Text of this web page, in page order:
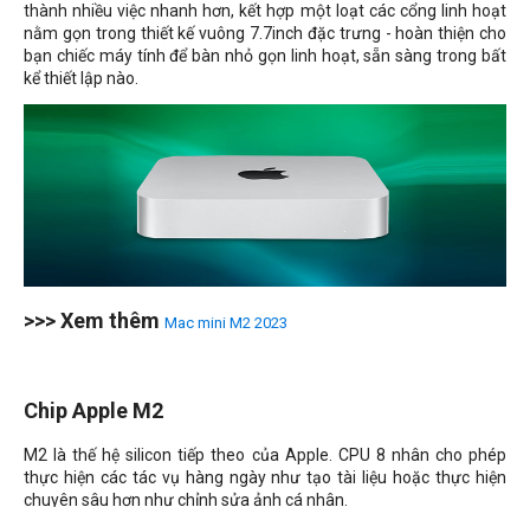
thành nhiều việc nhanh hơn, kết hợp một loạt các cổng linh hoạt
nằm gọn trong thiết kế vuông 7.7inch đặc trưng - hoàn thiện cho
bạn chiếc máy tính để bàn nhỏ gọn linh hoạt, sẵn sàng trong bất
kể thiết lập nào.
>>> Xem thêm Mac mini M2 2023
Chip Apple M2
M2 là thế hệ silicon tiếp theo của Apple. CPU 8 nhân cho phép
thực hiện các tác vụ hàng ngày như tạo tài liệu hoặc thực hiện
chuyên sâu hơn như chỉnh sửa ảnh cá nhân.